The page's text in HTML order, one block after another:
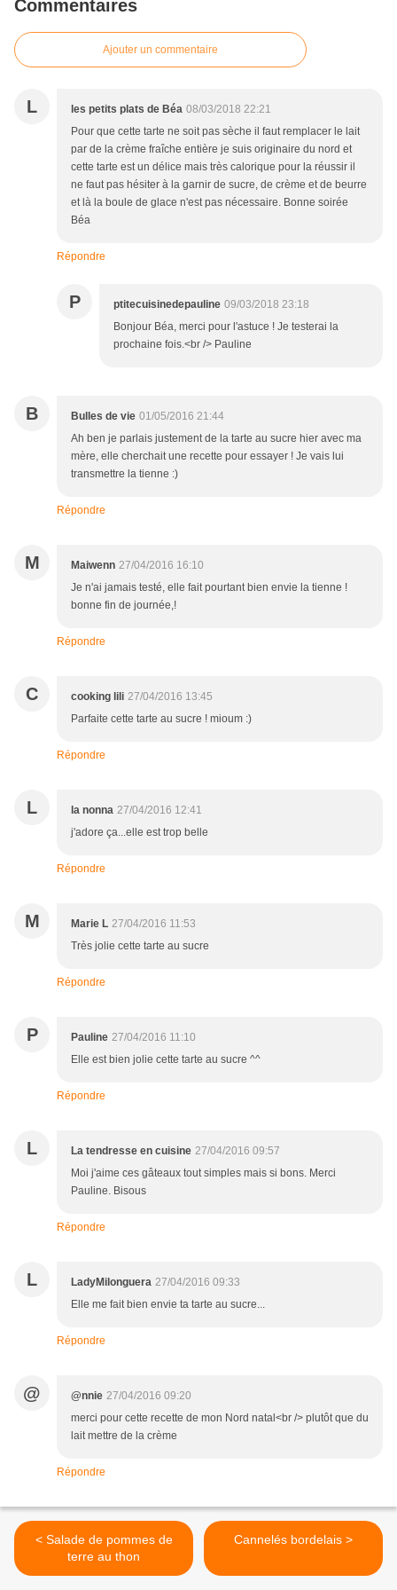
Commentaires
Ajouter un commentaire
L les petits plats de Béa 08/03/2018 22:21
Pour que cette tarte ne soit pas sèche il faut remplacer le lait
par de la crème fraîche entière je suis originaire du nord et
cette tarte est un délice mais très calorique pour la réussir il
ne faut pas hésiter à la garnir de sucre, de crème et de beurre
et là la boule de glace n'est pas nécessaire. Bonne soirée
Béa
Répondre
P ptitecuisinedepauline 09/03/2018 23:18
Bonjour Béa, merci pour l'astuce ! Je testerai la
prochaine fois.<br /> Pauline
B Bulles de vie 01/05/2016 21:44
Ah ben je parlais justement de la tarte au sucre hier avec ma
mère, elle cherchait une recette pour essayer ! Je vais lui
transmettre la tienne :)
Répondre
M Maiwenn 27/04/2016 16:10
Je n'ai jamais testé, elle fait pourtant bien envie la tienne !
bonne fin de journée,!
Répondre
C cooking lili 27/04/2016 13:45
Parfaite cette tarte au sucre ! mioum :)
Répondre
L la nonna 27/04/2016 12:41
j'adore ça...elle est trop belle
Répondre
M Marie L 27/04/2016 11:53
Très jolie cette tarte au sucre
Répondre
P Pauline 27/04/2016 11:10
Elle est bien jolie cette tarte au sucre ^^
Répondre
L La tendresse en cuisine 27/04/2016 09:57
Moi j'aime ces gâteaux tout simples mais si bons. Merci
Pauline. Bisous
Répondre
L LadyMilonguera 27/04/2016 09:33
Elle me fait bien envie ta tarte au sucre...
Répondre
@ @nnie 27/04/2016 09:20
merci pour cette recette de mon Nord natal<br /> plutôt que du
lait mettre de la crème
Répondre
< Salade de pommes de
terre au thon
Cannelés bordelais >